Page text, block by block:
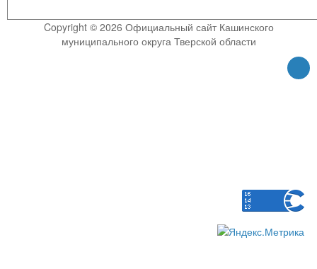
Copyright © 2026 Официальный сайт Кашинского
муниципального округа Тверской области